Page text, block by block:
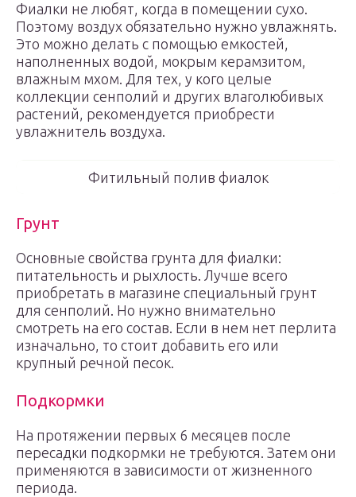
Фиалки не любят, когда в помещении сухо.
Поэтому воздух обязательно нужно увлажнять.
Это можно делать с помощью емкостей,
наполненных водой, мокрым керамзитом,
влажным мхом. Для тех, у кого целые
коллекции сенполий и других влаголюбивых
растений, рекомендуется приобрести
увлажнитель воздуха.
Фитильный полив фиалок
Грунт
Основные свойства грунта для фиалки:
питательность и рыхлость. Лучше всего
приобретать в магазине специальный грунт
для сенполий. Но нужно внимательно
смотреть на его состав. Если в нем нет перлита
изначально, то стоит добавить его или
крупный речной песок.
Подкормки
На протяжении первых 6 месяцев после
пересадки подкормки не требуются. Затем они
применяются в зависимости от жизненного
периода.